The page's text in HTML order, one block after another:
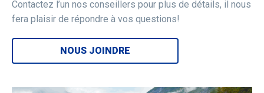
Contactez l’un nos conseillers pour plus de détails, il nous
fera plaisir de répondre à vos questions!
NOUS JOINDRE